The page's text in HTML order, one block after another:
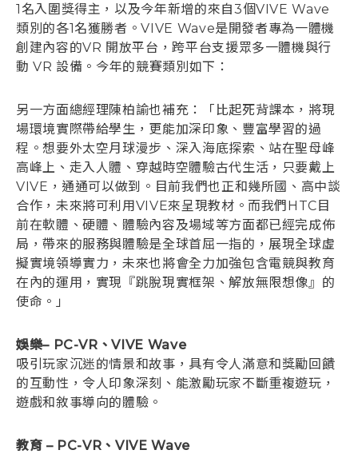
1名入圍獎得主，以及今年新增的來自3個VIVE Wave
類別的各1名獲勝者。VIVE Wave是開發者專為一體機
創建內容的VR 開放平台，跨平台支援眾多一體機與行
動 VR 設備。今年的競賽類別如下：
另一方面總經理陳柏諭也補充：「比起死背課本，將現
場環境實際帶給學生，更能加深印象、豐富學習的過
程。想要外太空月球漫步、深入海底探索、站在聖母峰
高峰上、走入人體、穿越時空體驗古代生活，只要戴上
VIVE，通通可以做到。目前我們也正和幾所國、高中談
合作，未來將可利用VIVE來呈現教材。而我們HTC目
前在軟體、硬體、體驗內容及場域等方面都已經完成佈
局，帶來的服務與體驗是全球首屈一指的，展現全球虛
擬實境領導實力，未來也將會全力加強包含電競與教育
在內的運用，實現『跳脫現實框架、解放無限想像』的
使命。」
娛樂– PC-VR、VIVE Wave
吸引玩家沉迷的情景和故事，具有令人滿意和獎勵回饋
的互動性，令人印象深刻、能激勵玩家不斷重複遊玩，
遊戲和敘事導向的體驗。
教育 – PC-VR、VIVE Wave